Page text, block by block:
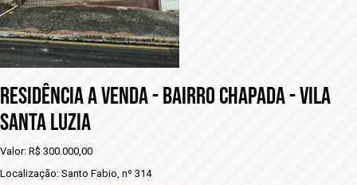
RESIDÊNCIA A VENDA - BAIRRO CHAPADA - VILA
SANTA LUZIA
Valor: R$ 300.000,00
Localização: Santo Fabio, nº 314